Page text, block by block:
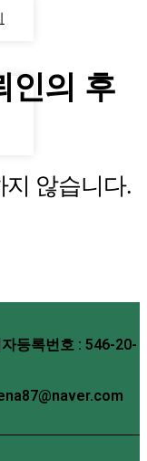
인의 후
않습니다.
등록번호 : 546-20-